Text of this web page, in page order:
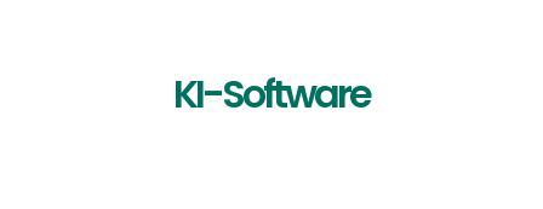
KI-Software